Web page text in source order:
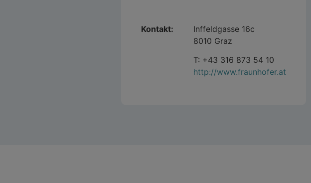
Kontakt:
Inffeldgasse 16c
8010 Graz
T: +43 316 873 54 10
http://www.fraunhofer.at